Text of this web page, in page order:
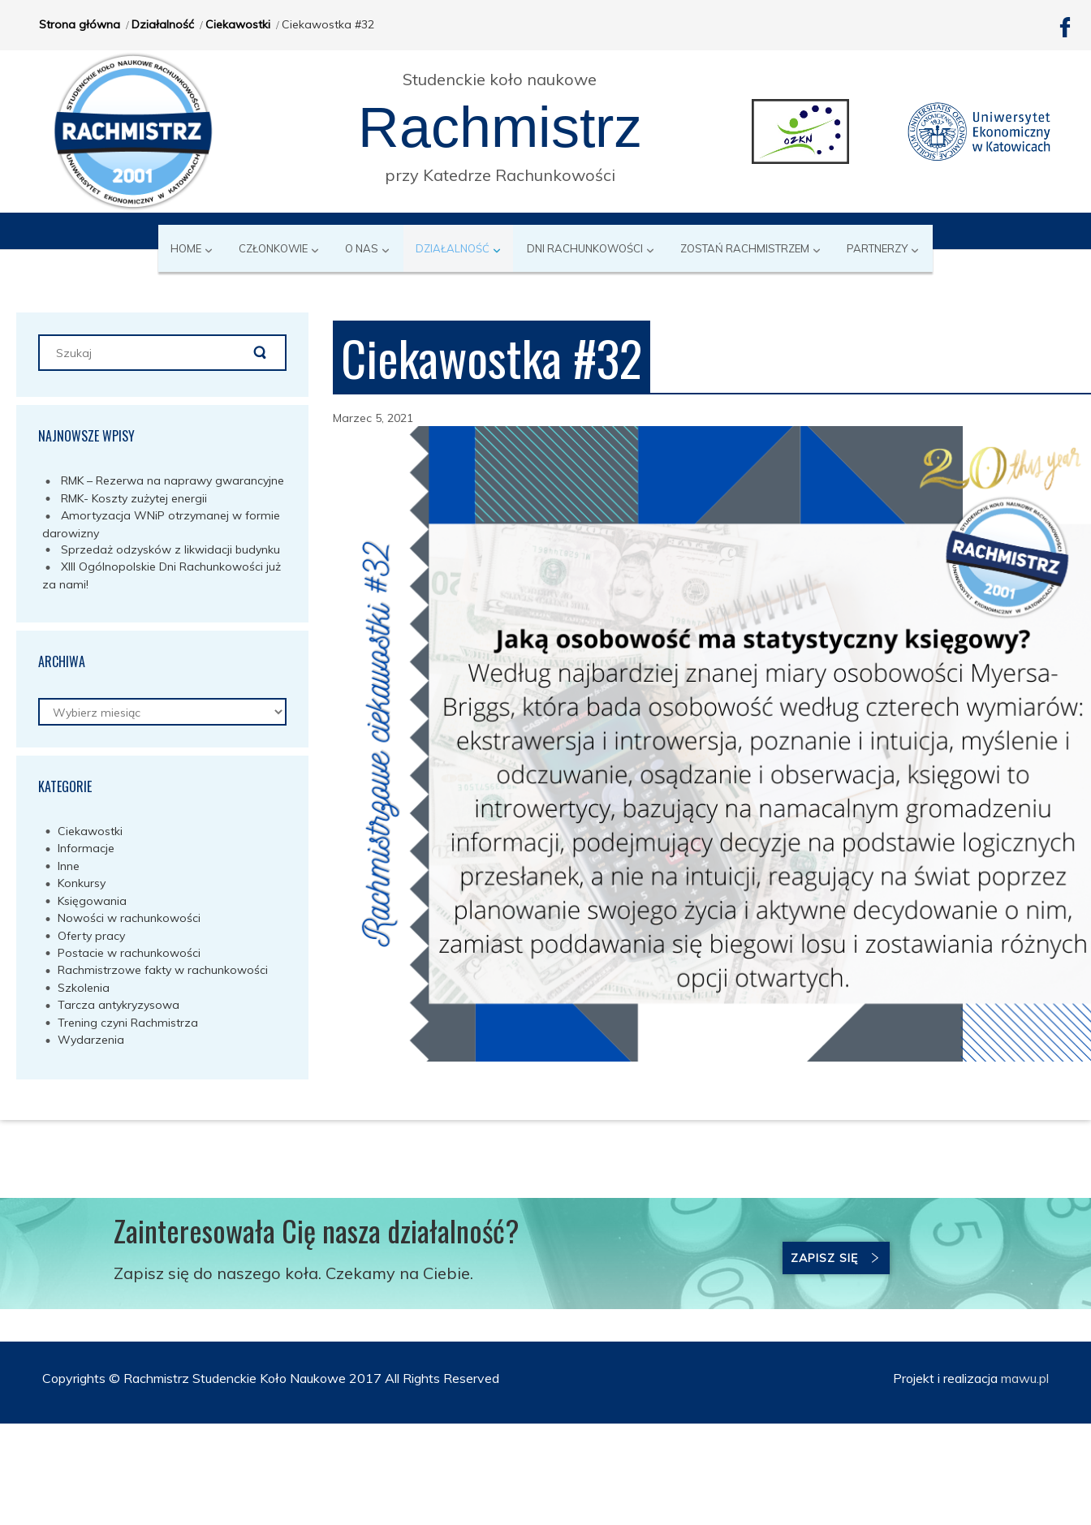
Strona główna Działalność Ciekawostki Ciekawostka #32
Studenckie koło naukowe
Rachmistrz
przy Katedrze Rachunkowości
HOME CZŁONKOWIE O NAS DZIAŁALNOŚĆ DNI RACHUNKOWOŚCI ZOSTAŃ RACHMISTRZEM PARTNERZY
NAJNOWSZE WPISY
RMK – Rezerwa na naprawy gwarancyjne
RMK- Koszty zużytej energii
Amortyzacja WNiP otrzymanej w formie
darowizny
Sprzedaż odzysków z likwidacji budynku
XIII Ogólnopolskie Dni Rachunkowości już
za nami!
ARCHIWA
Archiwa
KATEGORIE
Ciekawostki
Informacje
Inne
Konkursy
Księgowania
Nowości w rachunkowości
Oferty pracy
Postacie w rachunkowości
Rachmistrzowe fakty w rachunkowości
Szkolenia
Tarcza antykryzysowa
Trening czyni Rachmistrza
Wydarzenia
Ciekawostka #32
Marzec 5, 2021
Zainteresowała Cię nasza działalność?
Zapisz się do naszego koła. Czekamy na Ciebie.
ZAPISZ SIĘ
Copyrights © Rachmistrz Studenckie Koło Naukowe 2017 All Rights Reserved Projekt i realizacja mawu.pl